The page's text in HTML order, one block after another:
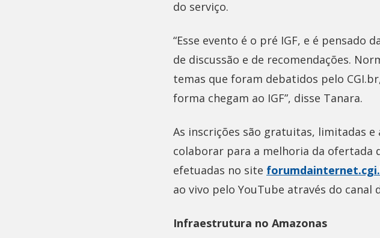
do serviço.
“Esse evento é o pré IGF, e é pensado
de discussão e de recomendações.
temas que foram debatidos pelo
forma chegam ao IGF”, disse Tanara.
As inscrições são gratuitas, limitadas
colaborar para a melhoria da ofertada
efetuadas no site
ao vivo pelo YouTube através do canal
Infraestrutura no Amazonas